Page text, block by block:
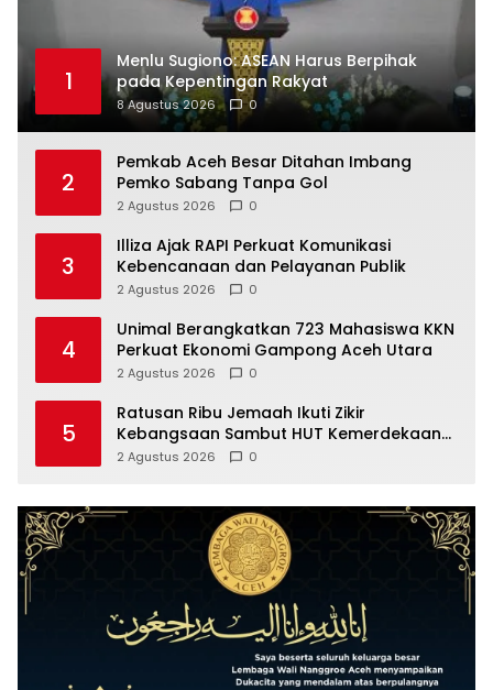
1
Menlu Sugiono: ASEAN Harus Berpihak
pada Kepentingan Rakyat
8 Agustus 2026 0
2
Pemkab Aceh Besar Ditahan Imbang
Pemko Sabang Tanpa Gol
2 Agustus 2026 0
3
Illiza Ajak RAPI Perkuat Komunikasi
Kebencanaan dan Pelayanan Publik
2 Agustus 2026 0
4
Unimal Berangkatkan 723 Mahasiswa KKN
Perkuat Ekonomi Gampong Aceh Utara
2 Agustus 2026 0
5
Ratusan Ribu Jemaah Ikuti Zikir
Kebangsaan Sambut HUT Kemerdekaan
RI
2 Agustus 2026 0